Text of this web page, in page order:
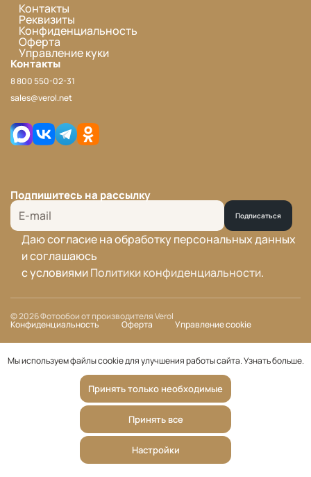
Контакты
Реквизиты
Конфиденциальность
Оферта
Управление куки
Контакты
8 800 550-02-31
sales@verol.net
Подпишитесь на рассылку
Подписаться
Даю согласие на обработку персональных данных
и соглашаюсь
с условиямиПолитики конфиденциальности.
© 2026 Фотообои от производителя Verol
Конфиденциальность Оферта Управление cookie
Мы используем файлы cookie для улучшения работы сайта.Узнать больше.
Принять только необходимые
Принять все
Настройки